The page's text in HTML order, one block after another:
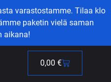
varastostamme. Tilaa klo
paketin vielä saman
aikana!
0,00 €